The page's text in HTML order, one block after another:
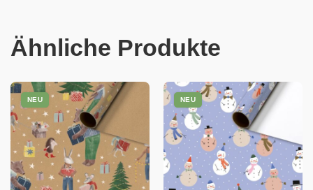
Ähnliche Produkte
NEU NEU